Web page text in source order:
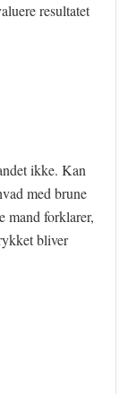
resultatet
ikke. Kan
med brune
mand forklarer,
bliver